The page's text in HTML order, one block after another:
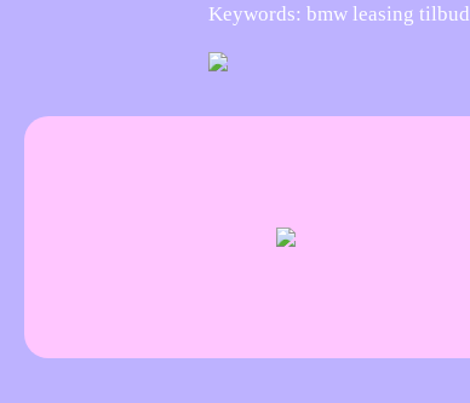
Keywords: bmw leasing tilbud